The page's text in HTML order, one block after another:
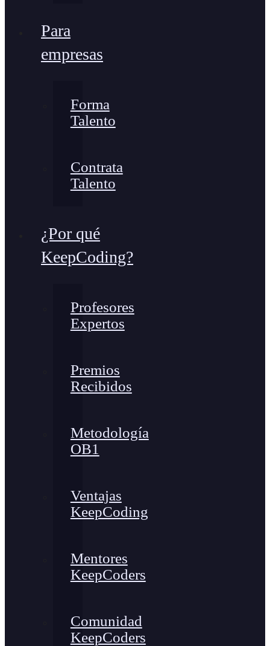
Para
empresas
Forma
Talento
Contrata
Talento
¿Por qué
KeepCoding?
Profesores
Expertos
Premios
Recibidos
Metodología
OB1
Ventajas
KeepCoding
Mentores
KeepCoders
Comunidad
KeepCoders